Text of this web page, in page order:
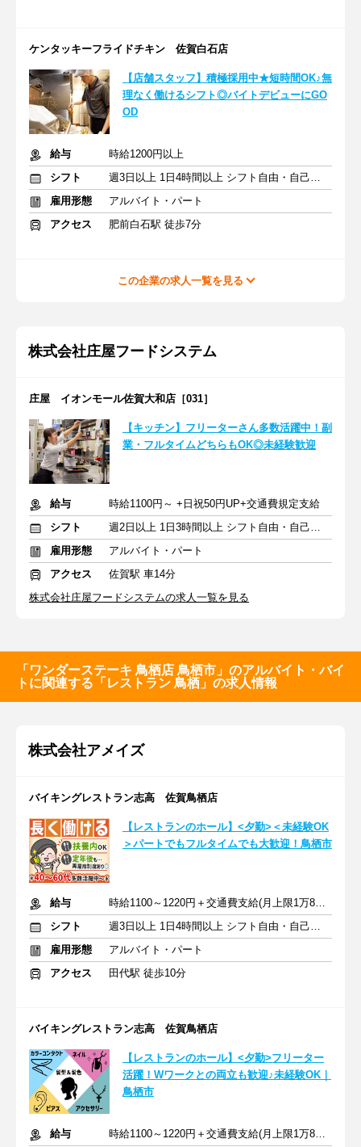
ケンタッキーフライドチキン 佐賀白石店
【店舗スタッフ】積極採用中★短時間OK♪無
理なく働けるシフト◎バイトデビューにGO
OD
給与
時給1200円以上
シフト
週3日以上 1日4時間以上 シフト自由・自己申告
雇用形態
アルバイト・パート
アクセス
肥前白石駅 徒歩7分
この企業の求人一覧を見る
株式会社庄屋フードシステム
庄屋 イオンモール佐賀大和店［031］
【キッチン】フリーターさん多数活躍中！副
業・フルタイムどちらもOK◎未経験歓迎
給与
時給1100円～ +日祝50円UP+交通費規定支給
シフト
週2日以上 1日3時間以上 シフト自由・自己申告
雇用形態
アルバイト・パート
アクセス
佐賀駅 車14分
株式会社庄屋フードシステムの求人一覧を見る
「ワンダーステーキ 鳥栖店 鳥栖市」のアルバイト・バイ
トに関連する「レストラン 鳥栖」の求人情報
株式会社アメイズ
バイキングレストラン志高 佐賀鳥栖店
【レストランのホール】<夕勤>＜未経験OK
＞パートでもフルタイムでも大歓迎！鳥栖市
給与
時給1100～1220円＋交通費支給(月上限1万8900円)
シフト
週3日以上 1日4時間以上 シフト自由・自己申告
雇用形態
アルバイト・パート
アクセス
田代駅 徒歩10分
バイキングレストラン志高 佐賀鳥栖店
【レストランのホール】<夕勤>フリーター
活躍！Wワークとの両立も歓迎♪未経験OK｜
鳥栖市
給与 時給1100～1220円＋交通費支給(月上限1万8900円)